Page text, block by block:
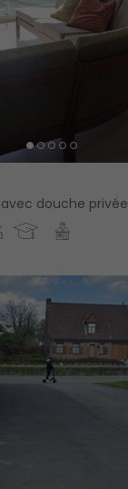
douche privée